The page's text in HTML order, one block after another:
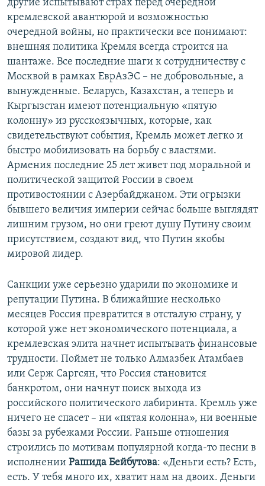
другие испытывают страх перед очередной
кремлевской авантюрой и возможностью
очередной войны, но практически все понимают:
внешняя политика Кремля всегда строится на
шантаже. Все последние шаги к сотрудничеству с
Москвой в рамках ЕврАзЭС – не добровольные, а
вынужденные. Беларусь, Казахстан, а теперь и
Кыргызстан имеют потенциальную «пятую
колонну» из русскоязычных, которые, как
свидетельствуют события, Кремль может легко и
быстро мобилизовать на борьбу с властями.
Армения последние 25 лет живет под моральной и
политической защитой России в своем
противостоянии с Азербайджаном. Эти огрызки
бывшего величия империи сейчас больше выглядят
лишним грузом, но они греют душу Путину своим
присутствием, создают вид, что Путин якобы
мировой лидер.
Санкции уже серьезно ударили по экономике и
репутации Путина. В ближайшие несколько
месяцев Россия превратится в отсталую страну, у
которой уже нет экономического потенциала, а
кремлевская элита начнет испытывать финансовые
трудности. Поймет не только Алмазбек Атамбаев
или Серж Саргсян, что Россия становится
банкротом, они начнут поиск выхода из
российского политического лабиринта. Кремль уже
ничего не спасет – ни «пятая колонна», ни военные
базы за рубежами России. Раньше отношения
строились по мотивам популярной когда-то песни в
исполнении Рашида Бейбутова: «Деньги есть? Есть,
есть. У тебя много их, хватит нам на двоих. Деньги